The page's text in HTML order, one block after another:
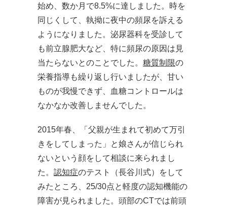
始め、数か月で8.5%に達しました。時を
同じくして、執拗に夜中の頻尿を訴える
ようになりました。泌尿器科を受診して
も前立腺肥大など、特に頻尿の原因は見
当たらないとのことでした。 糖質制限の
栄養指導も繰り返し行いましたが、甘い
ものが我慢できず、血糖コントロールは
なかなか改善しませんでした。
2015年春、「父親が生まれて初めて万引
きをしてしまった」と娘さんが信じられ
ないという顔をして相談に来られまし
た。 認知症のテスト（長谷川式）をして
みたところ、25/30点と軽度の認知機能の
障害が見られました。頭部のCTでは前頭